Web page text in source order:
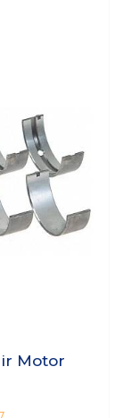
Motor